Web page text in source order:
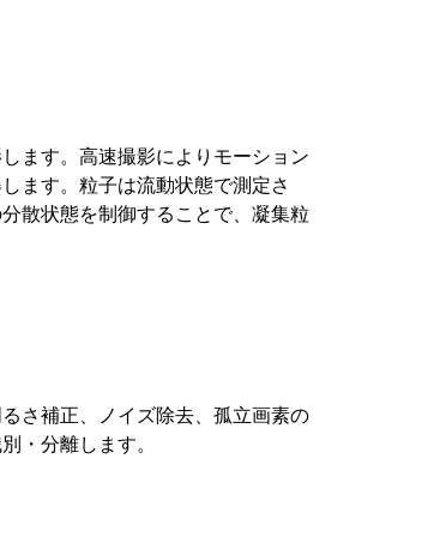
ます。高速撮影によりモーション
ます。粒子は流動状態で測定さ
散状態を制御することで、凝集粒
さ補正、ノイズ除去、孤立画素の
・分離します。